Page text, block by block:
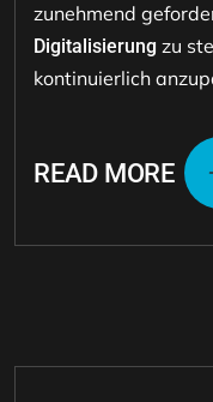
zunehmend
Digitalisierung zu
kontinuierlich
READ MORE